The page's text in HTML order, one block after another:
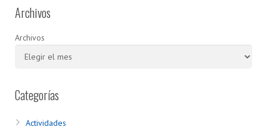
Archivos
Archivos
Categorías
Actividades